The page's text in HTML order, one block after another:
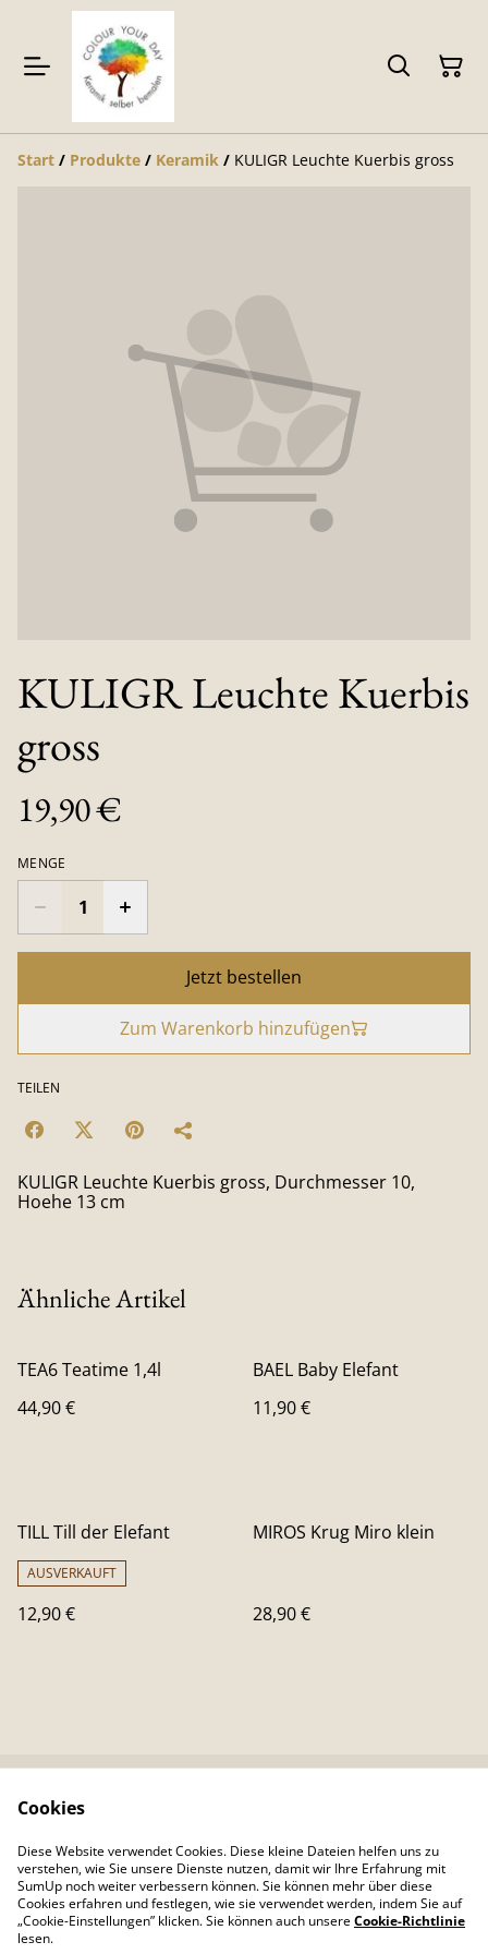
Start / Produkte / Keramik / KULIGR Leuchte Kuerbis gross
KULIGR Leuchte Kuerbis
gross
19,90 €
MENGE
Jetzt bestellen
Zum Warenkorb hinzufügen
TEILEN
KULIGR Leuchte Kuerbis gross, Durchmesser 10,
Hoehe 13 cm
Ähnliche Artikel
TEA6 Teatime 1,4l
44,90 €
BAEL Baby Elefant
11,90 €
TILL Till der Elefant
AUSVERKAUFT
12,90 €
MIROS Krug Miro klein
28,90 €
Kontaktieren Sie uns
Datenschutzbestimm
ungen von SumUp
Cookie-Richtlinie
Cookies
Diese Website verwendet Cookies. Diese kleine Dateien helfen uns zu
verstehen, wie Sie unsere Dienste nutzen, damit wir Ihre Erfahrung mit
SumUp noch weiter verbessern können. Sie können mehr über diese
Cookies erfahren und festlegen, wie sie verwendet werden, indem Sie auf
„Cookie-Einstellungen” klicken. Sie können auch unsereCookie-Richtlinie
lesen.